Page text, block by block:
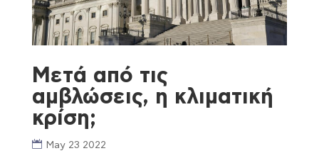
Μετά από τις
αμβλώσεις, η κλιματική
κρίση;
May 23 2022